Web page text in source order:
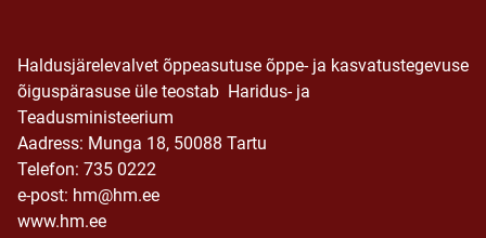
Haldusjärelevalvet õppeasutuse õppe- ja kasvatustegevuse
õiguspärasuse üle teostab Haridus- ja
Teadusministeerium
Aadress: Munga 18, 50088 Tartu
Telefon: 735 0222
e-post: hm@hm.ee
www.hm.ee